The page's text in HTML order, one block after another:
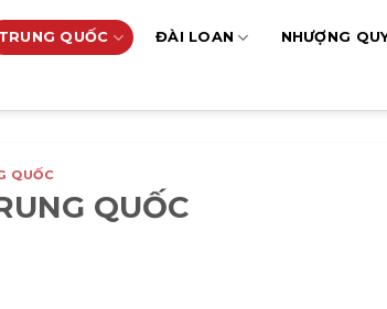
TRUNG QUỐC ĐÀI LOAN NHƯỢNG
QUỐC
QUỐC